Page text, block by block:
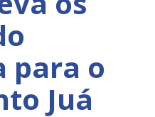
para o
Juá